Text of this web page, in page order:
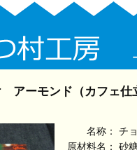
アーモンド（カフェ
名称：
チ
原材料名：
砂